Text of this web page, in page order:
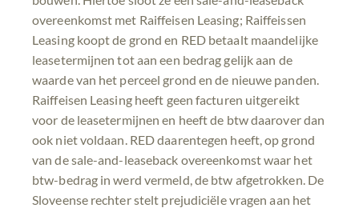
overeenkomst met Raiffeisen Leasing; Raiffeissen
Leasing koopt de grond en RED betaalt maandelijke
leasetermijnen tot aan een bedrag gelijk aan de
waarde van het perceel grond en de nieuwe panden.
Raiffeisen Leasing heeft geen facturen uitgereikt
voor de leasetermijnen en heeft de btw daarover dan
ook niet voldaan. RED daarentegen heeft, op grond
van de sale-and-leaseback overeenkomst waar het
btw-bedrag in werd vermeld, de btw afgetrokken. De
Sloveense rechter stelt prejudiciële vragen aan het